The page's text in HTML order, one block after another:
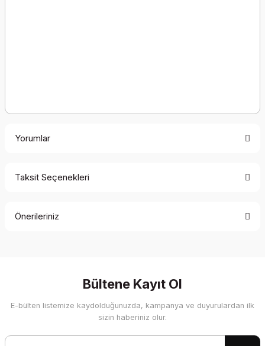
Yorumlar
Taksit Seçenekleri
Önerileriniz
Görüş ve önerileriniz için teşekkür ederiz.
Ürün resmi kalitesiz, bozuk veya görüntülenemiyor.
Bültene Kayıt Ol
E-bülten listemize kaydolduğunuzda, kampanya ve duyurulardan ilk
sizin haberiniz olur.